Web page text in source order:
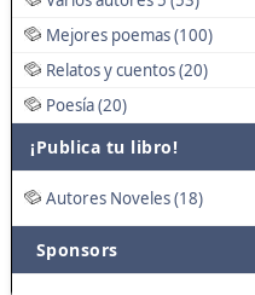
Mejores poemas (100)
Relatos y cuentos (20)
Poesía (20)
¡Publica tu libro!
Autores Noveles (18)
Sponsors